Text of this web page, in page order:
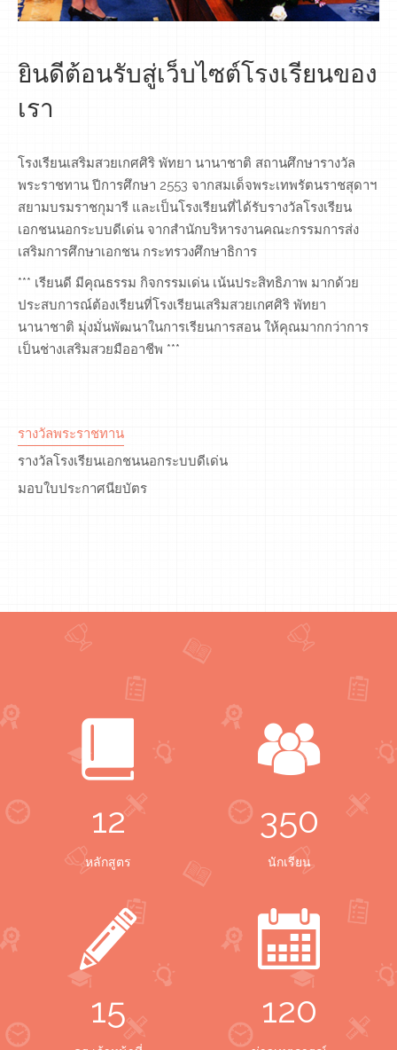
ยินดีต้อนรับสู่เว็บไซต์โรงเรียนของ
เรา
โรงเรียนเสริมสวยเกศศิริ พัทยา นานาชาติ สถานศึกษารางวัล
พระราชทาน ปีการศึกษา 2553 จากสมเด็จพระเทพรัตนราชสุดาฯ
สยามบรมราชกุมารี และเป็นโรงเรียนที่ได้รับรางวัลโรงเรียน
เอกชนนอกระบบดีเด่น จากสำนักบริหารงานคณะกรรมการส่ง
เสริมการศึกษาเอกชน กระทรวงศึกษาธิการ
*** เรียนดี มีคุณธรรม กิจกรรมเด่น เน้นประสิทธิภาพ มากด้วย
ประสบการณ์ต้องเรียนที่โรงเรียนเสริมสวยเกศศิริ พัทยา
นานาชาติ มุ่งมั่นพัฒนาในการเรียนการสอน ให้คุณมากกว่าการ
เป็นช่างเสริมสวยมืออาชีพ ***
รางวัลพระราชทาน
รางวัลโรงเรียนเอกชนนอกระบบดีเด่น
มอบใบประกาศนียบัตร
12
หลักสูตร
350
นักเรียน
15 120